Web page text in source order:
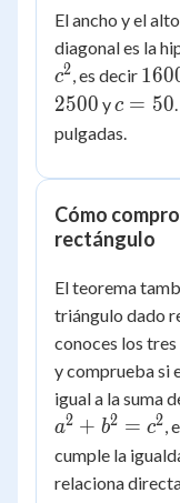
El ancho y el
diagonal es la
c2 , es decir
+
c^2
2500 yc
=
c = 50
pulgadas.
Cómo
rectángulo
El teorema
triángulo dado
conoces los
y comprueba si
igual a la suma
a2 + b2 = c2 ,
cumple la
relaciona